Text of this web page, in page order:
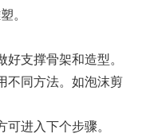
。
支撑骨架和造型。
不同方法。如泡沫剪
进入下个步骤。